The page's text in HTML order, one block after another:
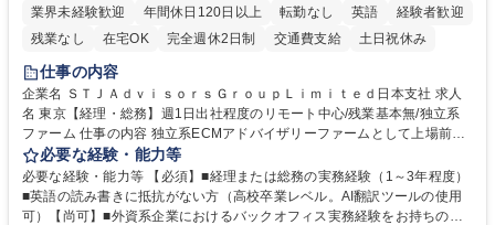
業界未経験歓迎 年間休日120日以上 転勤なし 英語
経験者歓迎
残業なし
在宅OK 完全週休2日制 交通費支給 土日祝休み
仕事の内容
企業名 ＳＴＪＡｄｖｉｓｏｒｓＧｒｏｕｐＬｉｍｉｔｅｄ日本支社 求人
名 東京【経理・総務】週1日出社程度のリモート中心/残業基本無/独立系
ファーム 仕事の内容 独立系ECMアドバイザリーファームとして上場前後
の資本市場戦略を設計する当社にて経理・総務をお任せします。基礎的な
バックオフィス業務からスタートし組織を支える専任担当として広く活躍
できる環境です。 ■日常経理、月次および年次決算サポート業務 ■本国
（グローバル）との英文メール対応（AI翻訳ツール等を使用しての対応で
必要な経験・能力等
必要な経験・能力等 【必須】■経理または総務の実務経験（1～3年程度）
■英語の読み書きに抵抗がない方（高校卒業レベル。AI翻訳ツールの使用
可）【尚可】■外資系企業におけるバックオフィス実務経験をお持ちの方